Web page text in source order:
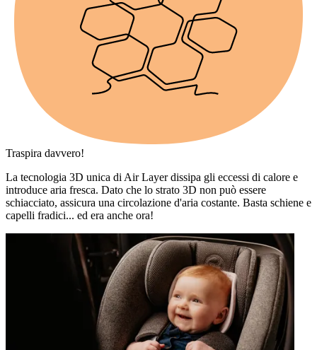
Traspira davvero!
La tecnologia 3D unica di Air Layer dissipa gli eccessi di calore e
introduce aria fresca. Dato che lo strato 3D non può essere
schiacciato, assicura una circolazione d'aria costante. Basta schiene e
capelli fradici... ed era anche ora!